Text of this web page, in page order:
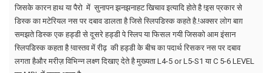
जिसके कारन हाथ या पैरो में सुनापन झनझनाहट खिचाव इत्यादि होते है !इस प्रकार से
डिस्क का मटेरियल नस पर दबाव डालता है जिसे स्लिपडिस्क कहते है.!अक्सर लोग बाग़
समझते डिस्क एक हड्डी से दूसरे हड्डी पे स्लिप या फिसल गयी जिसको आम इंसान
स्लिपडिस्क कहता है !वास्तव में रीढ़ की हड्डी के बीच का पदार्थ रिसकर नस पर दबाव
लगता हैऔर मरीज़ विभिन्न लक्ष्ण दिखाए देते है मुख्यता L4-5 or L5-S1 या C 5-6 LEVEL